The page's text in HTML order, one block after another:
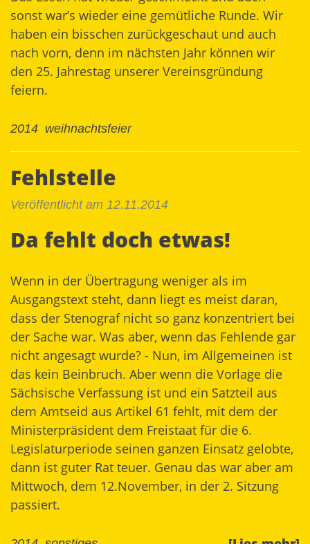
sonst war’s wieder eine gemütliche Runde. Wir
haben ein bisschen zurückgeschaut und auch
nach vorn, denn im nächsten Jahr können wir
den 25. Jahrestag unserer Vereinsgründung
feiern.
2014 weihnachtsfeier
Fehlstelle
Veröffentlicht am 12.11.2014
Da fehlt doch etwas!
Wenn in der Übertragung weniger als im
Ausgangstext steht, dann liegt es meist daran,
dass der Stenograf nicht so ganz konzentriert bei
der Sache war. Was aber, wenn das Fehlende gar
nicht angesagt wurde? - Nun, im Allgemeinen ist
das kein Beinbruch. Aber wenn die Vorlage die
Sächsische Verfassung ist und ein Satzteil aus
dem Amtseid aus Artikel 61 fehlt, mit dem der
Ministerpräsident dem Freistaat für die 6.
Legislaturperiode seinen ganzen Einsatz gelobte,
dann ist guter Rat teuer. Genau das war aber am
Mittwoch, dem 12.November, in der 2. Sitzung
passiert.